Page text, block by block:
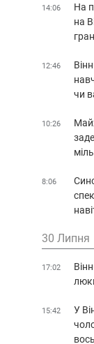
14:06
На
на
12:46
чи
10:26
8:06
30 Липня
17:02
15:42
У